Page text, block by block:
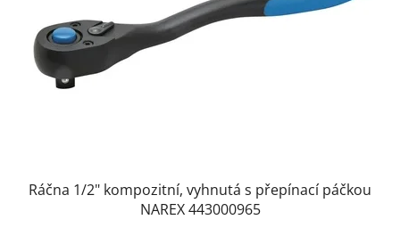
Ráčna 1/2" kompozitní, vyhnutá s přepínací páčkou
NAREX 443000965